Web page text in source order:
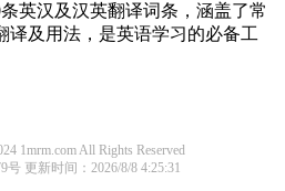
英汉及汉英翻译词条，涵盖了常
译及用法，是英语学习的必备工
1mrm.com All Rights Reserved
号 更新时间：2026/8/8 4:25:31